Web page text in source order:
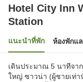
Hotel City Inn
Station
แนะนำที่พัก ห้องพักแ
เดินประมาณ 5 นาทีจา
ใหญ่ ซาวน่า (ผู้ชายเท่า